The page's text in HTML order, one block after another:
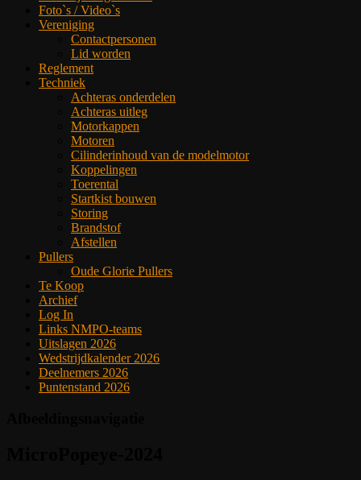
Foto`s / Video`s
Vereniging
Contactpersonen
Lid worden
Reglement
Techniek
Achteras onderdelen
Achteras uitleg
Motorkappen
Motoren
Cilinderinhoud van de modelmotor
Koppelingen
Toerental
Startkist bouwen
Storing
Brandstof
Afstellen
Pullers
Oude Glorie Pullers
Te Koop
Archief
Log In
Links NMPO-teams
Uitslagen 2026
Wedstrijdkalender 2026
Deelnemers 2026
Puntenstand 2026